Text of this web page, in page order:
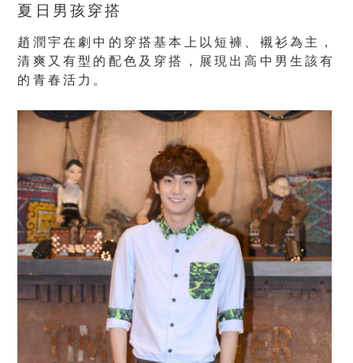
夏日男孩穿搭
趙潤宇在劇中的穿搭基本上以短褲、襯衫為主，
清爽又有型的配色及穿搭，展現出高中男生該有
的青春活力。